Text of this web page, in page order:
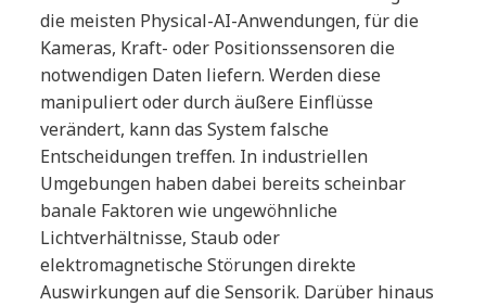
die meisten Physical-AI-Anwendungen, für die
Kameras, Kraft- oder Positionssensoren die
notwendigen Daten liefern. Werden diese
manipuliert oder durch äußere Einflüsse
verändert, kann das System falsche
Entscheidungen treffen. In industriellen
Umgebungen haben dabei bereits scheinbar
banale Faktoren wie ungewöhnliche
Lichtverhältnisse, Staub oder
elektromagnetische Störungen direkte
Auswirkungen auf die Sensorik. Darüber hinaus